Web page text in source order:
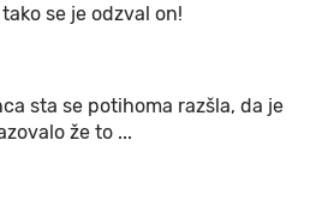
se je odzval on!
sta se potihoma razšla, da je
že to ...